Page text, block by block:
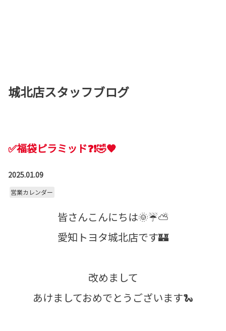
城北店スタッフブログ
✅福袋ピラミッド❓❗🤣🧡
2025.01.09
営業カレンダー
皆さんこんにちは🌞☔⛅
愛知トヨタ城北店です🏰
改めまして
あけましておめでとうございます🐍